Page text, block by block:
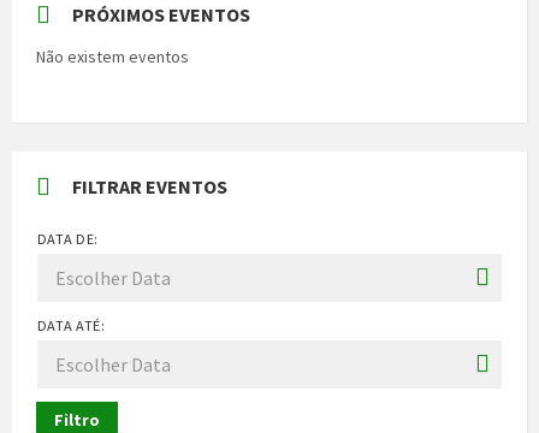
PRÓXIMOS EVENTOS
Não existem eventos
FILTRAR EVENTOS
DATA DE:
DATA ATÉ:
Filtro